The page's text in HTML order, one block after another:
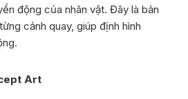
động của nhân vật. Đây là bản
cảnh quay, giúp định hình
Art